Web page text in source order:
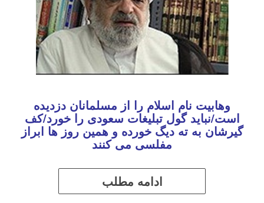
وهابیت نام اسلام را از مسلمانان دزدیده
است/نباید گول تبلیغات سعودی را خورد/کف
گیرشان به ته دیگ خورده و همین روز ها ابراز
مفلسی می کنند
ادامه مطلب